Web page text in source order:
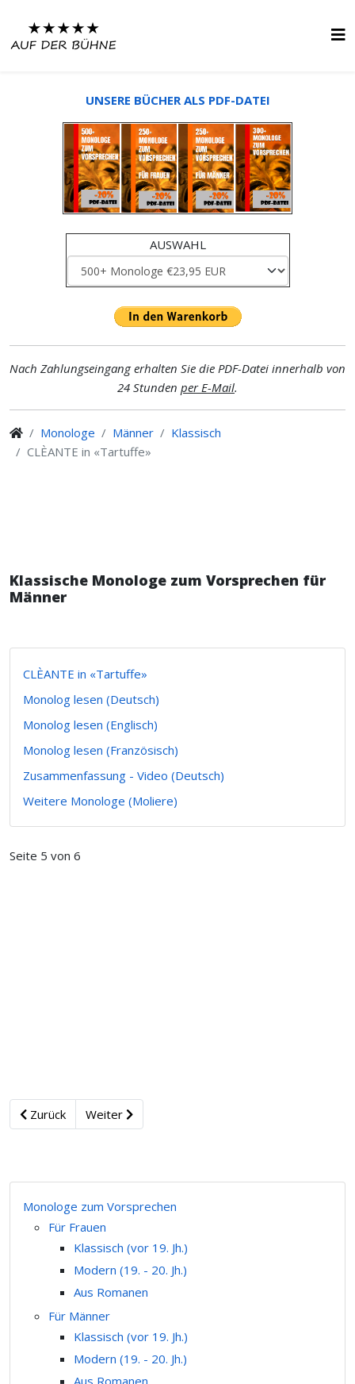
UNSERE BÜCHER ALS PDF-DATEI
AUSWAHL
Nach Zahlungseingang erhalten Sie die PDF-Datei innerhalb von
24 Stunden per E-Mail.
Monologe Männer
Klassisch
CLÈANTE in «Tartuffe»
Klassische Monologe zum Vorsprechen für
Männer
CLÈANTE in «Tartuffe»
Monolog lesen (Deutsch)
Monolog lesen (Englisch)
Monolog lesen (Französisch)
Zusammenfassung - Video (Deutsch)
Weitere Monologe (Moliere)
Seite 5 von 6
Zurück Weiter
Monologe zum Vorsprechen
Für Frauen
Klassisch (vor 19. Jh.)
Modern (19. - 20. Jh.)
Aus Romanen
Für Männer
Klassisch (vor 19. Jh.)
Modern (19. - 20. Jh.)
Aus Romanen